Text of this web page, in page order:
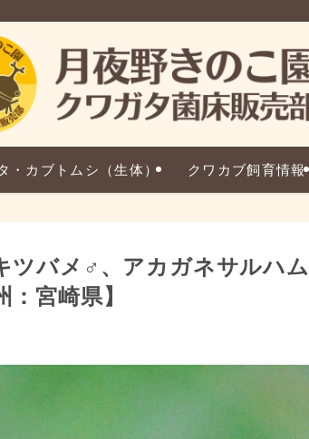
・カブトムシ（生体） クワカブ飼育情報
ツバメ♂、アカガネサルハム
宮崎県】